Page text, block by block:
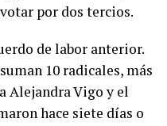
por dos tercios.
de labor anterior.
10 radicales, más
Alejandra Vigo y el
hace siete días o